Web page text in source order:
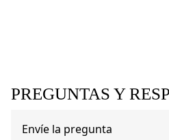
PREGUNTAS Y
Envíe la pregunta